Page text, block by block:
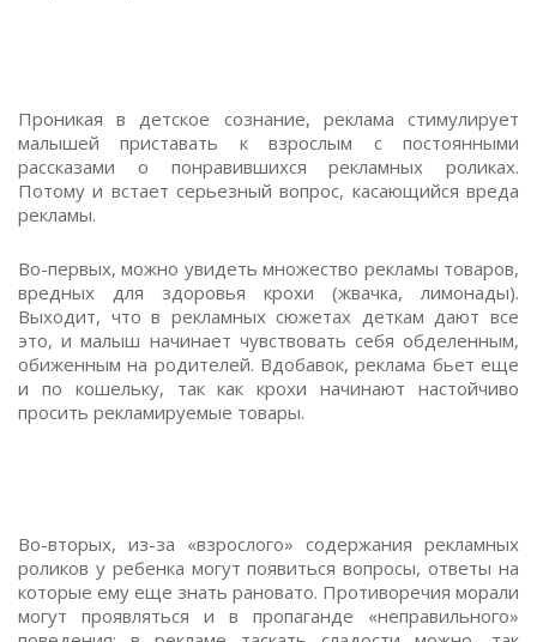
Проникая в детское сознание, реклама стимулирует
малышей приставать к взрослым с постоянными
рассказами о понравившихся рекламных роликах.
Потому и встает серьезный вопрос, касающийся вреда
рекламы.
Во-первых, можно увидеть множество рекламы товаров,
вредных для здоровья крохи (жвачка, лимонады).
Выходит, что в рекламных сюжетах деткам дают все
это, и малыш начинает чувствовать себя обделенным,
обиженным на родителей. Вдобавок, реклама бьет еще
и по кошельку, так как крохи начинают настойчиво
просить рекламируемые товары.
Во-вторых, из-за «взрослого» содержания рекламных
роликов у ребенка могут появиться вопросы, ответы на
которые ему еще знать рановато. Противоречия морали
могут проявляться и в пропаганде «неправильного»